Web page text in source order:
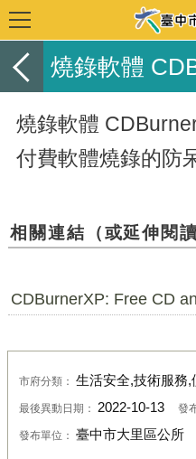
燒錄軟體
燒錄軟體
付費軟體燒錄的防
相關連結（或延伸閱讀
CDBurnerXP: Free CD
市府分類： 生活安全,技術服務
最後異動日期： 2022-10-13 發
發布單位： 臺中市大里區公所